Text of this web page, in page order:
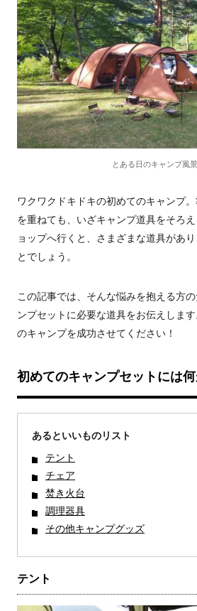
とある日のキャンプ風景
ワクワクドキドキの初めてのキャンプ
を重ねても、いざキャンプ道具をそろ
ョップへ行くと、さまざまな道具があ
とでしょう。
この記事では、そんな悩みを抱える方
ンプセットに必要な道具をお伝えしま
のキャンプを成功させてください！
初めてのキャンプセットには
あるといいものリスト
テント
チェア
焚き火台
調理器具
その他キャンプグッズ
テント